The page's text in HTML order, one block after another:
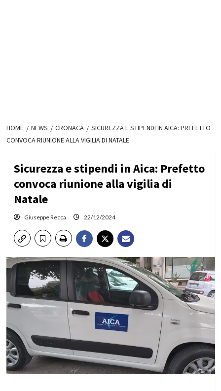
HOME NEWS CRONACA
SICUREZZA E STIPENDI IN AICA: PREFETTO
CONVOCA RIUNIONE ALLA VIGILIA DI NATALE
Sicurezza e stipendi in Aica: Prefetto
convoca riunione alla vigilia di
Natale
Giuseppe Recca 22/12/2024